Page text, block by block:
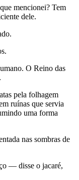
mencionei? Tem
dele.
O Reino das
pela folhagem
ruínas que servia
uma forma
nas sombras de
— disse o jacaré,